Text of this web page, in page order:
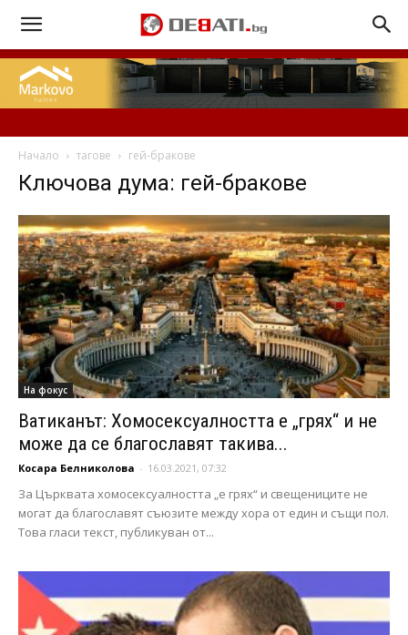
Начало тагове гей-бракове
Ключова дума: гей-бракове
На фокус
Ватиканът: Хомосексуалността е „грях“ и не
може да се благославят такива...
Косара Белниколова - 16.03.2021, 07:32
За Църквата хомосексуалността „е грях“ и свещениците не
могат да благославят съюзите между хора от един и същи пол.
Това гласи текст, публикуван от...